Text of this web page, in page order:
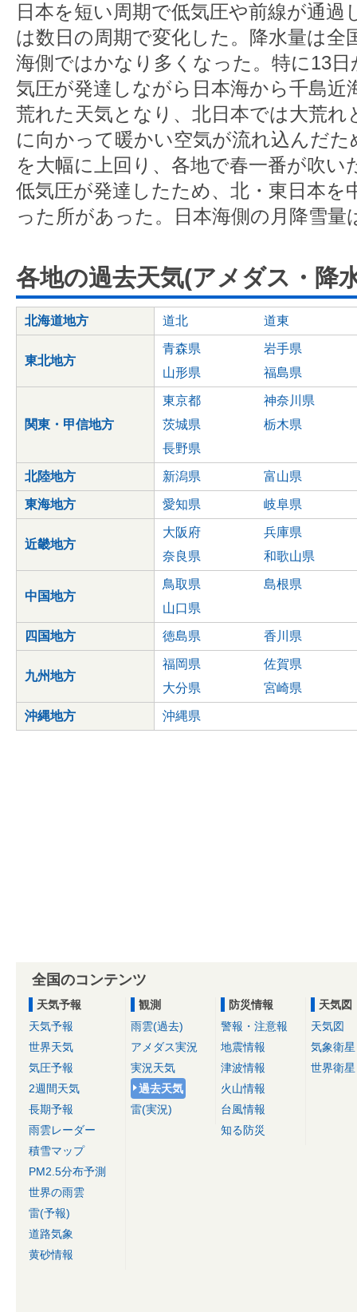
日本を短い周期で低気圧や前線が通過
は数日の周期で変化した。降水量は全
海側ではかなり多くなった。特に13
気圧が発達しながら日本海から千島近
荒れた天気となり、北日本では大荒れ
に向かって暖かい空気が流れ込んだ
を大幅に上回り、各地で春一番が吹い
低気圧が発達したため、北・東日本を
った所があった。日本海側の月降雪
各地の過去天気(アメダス・降
北海道地方 道北 道東
東北地方
青森県
岩手県
山形県
福島県
関東・甲信地方
東京都
神奈川県
茨城県
栃木県
長野県
北陸地方 新潟県 富山県
東海地方 愛知県 岐阜県
近畿地方
大阪府
兵庫県
奈良県
和歌山県
中国地方
鳥取県
島根県
山口県
四国地方 徳島県 香川県
九州地方
福岡県
佐賀県
大分県
宮崎県
沖縄地方 沖縄県
全国のコンテンツ
天気予報
天気予報
世界天気
気圧予報
2週間天気
長期予報
雨雲レーダー
積雪マップ
PM2.5分布予測
世界の雨雲
雷(予報)
道路気象
黄砂情報
観測
雨雲(過去)
アメダス実況
実況天気
過去天気
雷(実況)
防災情報
警報・注意報
地震情報
津波情報
火山情報
台風情報
知る防災
天気図
天気図
気象衛星
世界衛星